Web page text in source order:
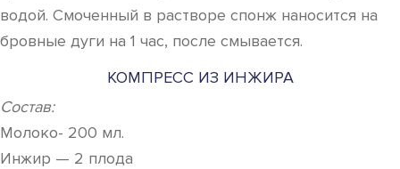
водой. Смоченный в растворе спонж наносится на
бровные дуги на 1 час, после смывается.
КОМПРЕСС ИЗ ИНЖИРА
Состав:
Молоко- 200 мл.
Инжир — 2 плода